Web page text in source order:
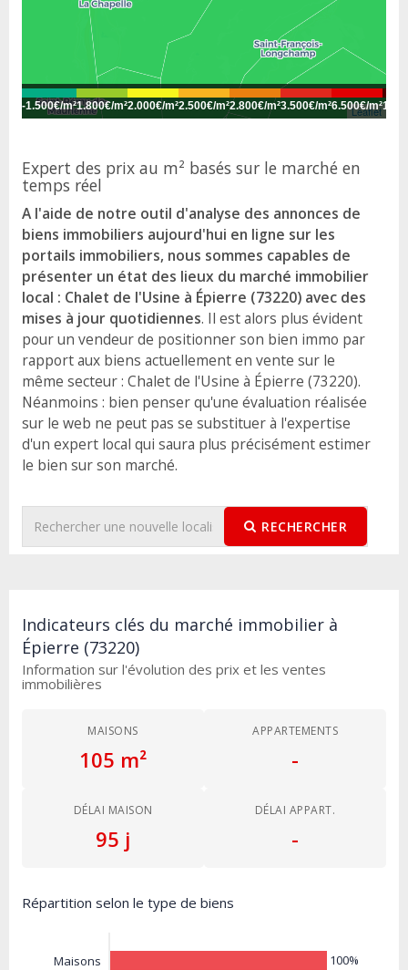
Leaflet
-1.500€/m²1.800€/m²2.000€/m²2.500€/m²2.800€/m²3.500€/m²6.500€/m²
Expert des prix au m² basés sur le marché en
temps réel
A l'aide de notre outil d'analyse des annonces de
biens immobiliers aujourd'hui en ligne sur les
portails immobiliers, nous sommes capables de
présenter un état des lieux du marché immobilier
local : Chalet de l'Usine à Épierre (73220) avec des
mises à jour quotidiennes. Il est alors plus évident
pour un vendeur de positionner son bien immo par
rapport aux biens actuellement en vente sur le
même secteur : Chalet de l'Usine à Épierre (73220).
Néanmoins : bien penser qu'une évaluation réalisée
sur le web ne peut pas se substituer à l'expertise
d'un expert local qui saura plus précisément estimer
le bien sur son marché.
RECHERCHER
Indicateurs clés du marché immobilier à
Épierre (73220)
Information sur l'évolution des prix et les ventes
immobilières
MAISONS
105 m²
APPARTEMENTS
-
DÉLAI MAISON
95 j
DÉLAI APPART.
-
Répartition selon le type de biens
Maisons 100%